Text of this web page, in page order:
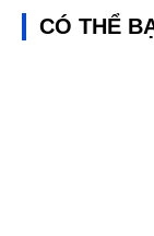
CÓ THỂ